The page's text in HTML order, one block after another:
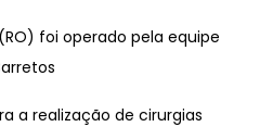
foi operado pela equipe
a realização de cirurgias